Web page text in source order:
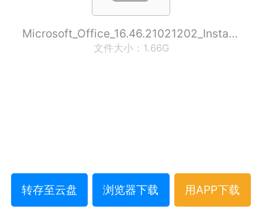
Microsoft_Office_16.46.21021202_Installer.pkg
文件大小：1.66G
转存至云盘 浏览器下载 用APP下载